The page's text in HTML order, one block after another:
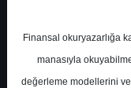
1
ak-
pazari-
Finansal okuryazarlığa
manasıyla
değerleme modellerini